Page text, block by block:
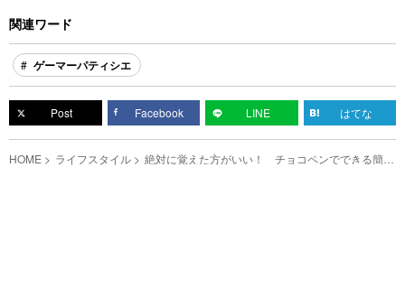
関連ワード
ゲーマーパティシエ
Post Facebook LINE はてな
HOME ライフスタイル 絶対に覚えた方がいい！ チョコペンでできる簡単
な模様の書き方とは？